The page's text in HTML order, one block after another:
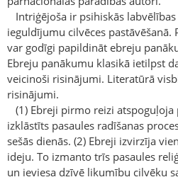
Intriģējoša ir psihiskās
ieguldījumu cilvēces pastāvēšanā.
var godīgi papildināt ebreju
Ebreju panākumu klasikā ietilpst
veicinoši risinājumi. Literatūrā
risinājumi.
(1) Ebreji pirmo reizi atspoguļoja
izklāstīts pasaules radīšanas
sešās dienās. (2) Ebreji izvirzīja
ideju. To izmanto trīs pasaules
un ieviesa dzīvē likumību cilvēku